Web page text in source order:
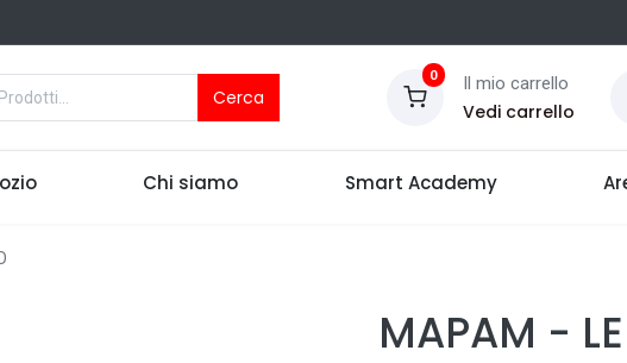
Cerca
0 Il mio carrello
Vedi carrello
Chi siamo Smart Academy
MAPAM -